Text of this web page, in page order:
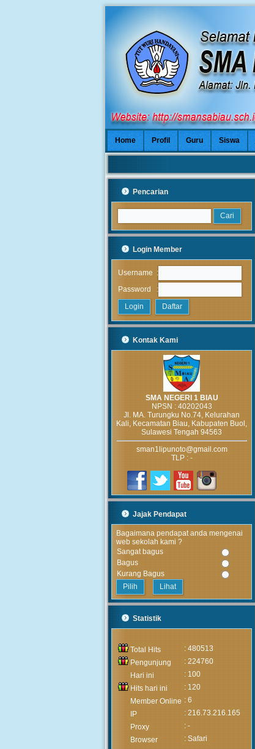
Home Profil Guru Siswa
Pencarian
Login Member
Username :
Password
:
Kontak Kami
SMA NEGERI 1 BIAU
NPSN : 40202043
Jl. MA. Turungku No.74, Kelurahan
Kali, Kecamatan Biau, Kabupaten Buol,
Sulawesi Tengah 94563
sman1lipunoto@gmail.com
TLP : -
Jajak Pendapat
Bagaimana pendapat anda mengenai
web sekolah kami ?
Sangat bagus
Bagus
Kurang Bagus
Lihat
Statistik
Total Hits
: 480513
Pengunjung
: 224760
Hari ini
: 100
Hits hari ini
: 120
Member Online : 6
IP
: 216.73.216.165
Proxy
: -
Browser
: Safari